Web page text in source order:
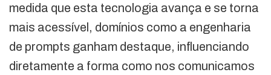
medida que esta tecnologia avança e se torna
mais acessível, domínios como a engenharia
de prompts ganham destaque, influenciando
diretamente a forma como nos comunicamos